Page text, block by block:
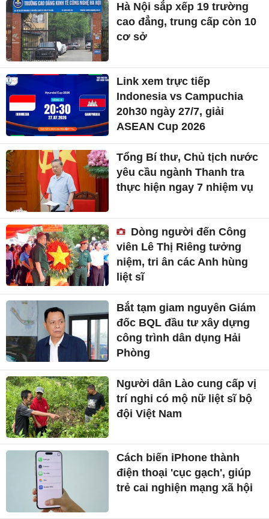
Hà Nội sắp xếp 19 trường
cao đẳng, trung cấp còn 10
cơ sở
Link xem trực tiếp
Indonesia vs Campuchia
20h30 ngày 27/7, giải
ASEAN Cup 2026
Tổng Bí thư, Chủ tịch nước
yêu cầu ngành Thanh tra
thực hiện ngay 7 nhiệm vụ
Dòng người đến Công
viên Lê Thị Riêng tưởng
niệm, tri ân các Anh hùng
liệt sĩ
Bắt tạm giam nguyên Giám
đốc BQL đầu tư xây dựng
công trình dân dụng Hải
Phòng
Người dân Lào cung cấp vị
trí nghi có mộ nữ liệt sĩ bộ
đội Việt Nam
Cách biến iPhone thành
điện thoại 'cục gạch', giúp
trẻ cai nghiện mạng xã hội